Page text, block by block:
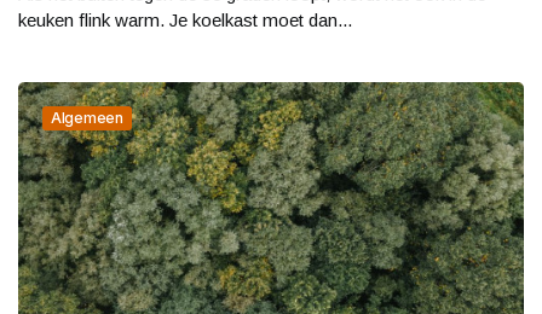
keuken flink warm. Je koelkast moet dan...
Algemeen